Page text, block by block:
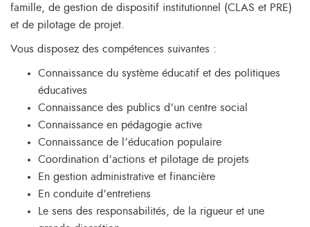
famille, de gestion de dispositif institutionnel (CLAS et PRE)
et de pilotage de projet.
Vous disposez des compétences suivantes :
Connaissance du système éducatif et des politiques
éducatives
Connaissance des publics d’un centre social
Connaissance en pédagogie active
Connaissance de l’éducation populaire
Coordination d’actions et pilotage de projets
En gestion administrative et financière
En conduite d’entretiens
Le sens des responsabilités, de la rigueur et une